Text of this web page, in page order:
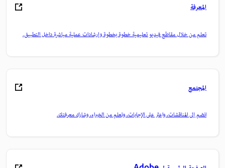
المعرفة
تعلم من خلال مقاطع فيديو تعليمية خطوة بخطوة وإرشادات عملية مباشرة داخل التطبيق.
المجتمع
انضم إلى المناقشات، واعثر على الإجابات، وتعلم من الخبراء، وشارك معرفتك.